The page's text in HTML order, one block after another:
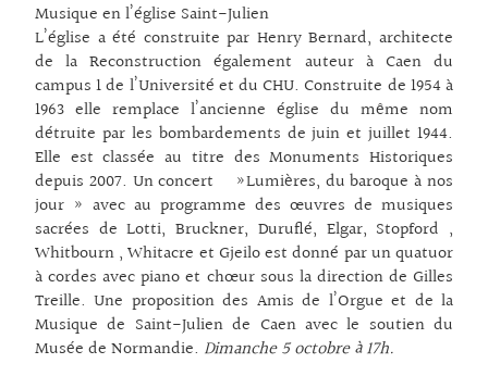
Musique en l’église Saint-Julien
L’église a été construite par Henry Bernard, architecte
de la Reconstruction également auteur à Caen du
campus 1 de l’Université et du CHU. Construite de 1954 à
1963 elle remplace l’ancienne église du même nom
détruite par les bombardements de juin et juillet 1944.
Elle est classée au titre des Monuments Historiques
depuis 2007. Un concert »Lumières, du baroque à nos
jour » avec au programme des œuvres de musiques
sacrées de Lotti, Bruckner, Duruflé, Elgar, Stopford ,
Whitbourn , Whitacre et Gjeilo est donné par un quatuor
à cordes avec piano et chœur sous la direction de Gilles
Treille. Une proposition des Amis de l’Orgue et de la
Musique de Saint-Julien de Caen avec le soutien du
Musée de Normandie. Dimanche 5 octobre à 17h.